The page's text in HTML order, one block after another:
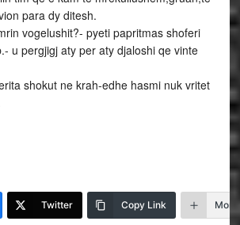
para dy ditesh.
vogelushit?- pyeti papritmas shoferi
u pergjigj aty per aty djaloshi qe vinte
shokut ne krah-edhe hasmi nuk vritet
Twitter Copy Link More